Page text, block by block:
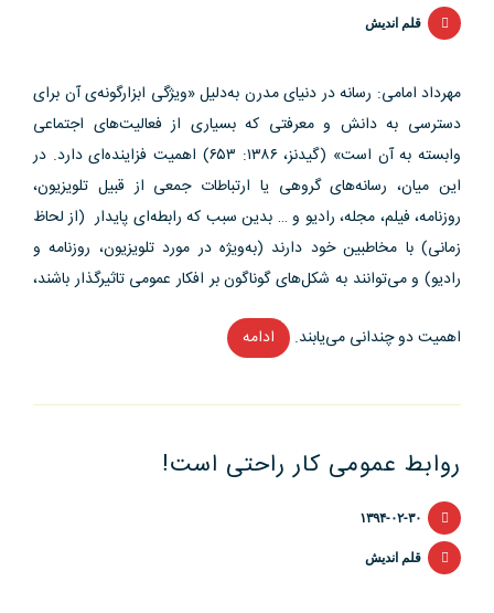
راهکارها”
قلم اندیش
مهرداد امامی: رسانه در دنیای مدرن به‌دلیل «ویژگی ابزارگونه‌ی آن برای
دسترسی به دانش و معرفتی که بسیاری از فعالیت‌های اجتماعی
وابسته به آن است» (گیدنز، ۱۳۸۶: ۶۵۳) اهمیت فزاینده‌ای دارد. در
این میان، رسانه‌های گروهی یا ارتباطات جمعی از قبیل تلویزیون،
روزنامه، فیلم، مجله، رادیو و … بدین سبب که رابطه‌ای پایدار (از لحاظ
زمانی) با مخاطبین خود دارند (به‌ویژه در مورد تلویزیون، روزنامه و
رادیو) و می‌توانند به شکل‌های گوناگون بر افکار عمومی تاثیرگذار باشند،
اهمیت دو چندانی می‌یابند. ادامه “تقابل
و
واقعیت»
روابط عمومی کار راحتی است!
۱۳۹۴-۰۲-۳۰
قلم اندیش